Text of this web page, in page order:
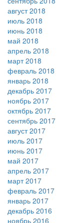
август 2018
июль 2018
июнь 2018
май 2018
апрель 2018
март 2018
февраль 2018
январь 2018
декабрь 2017
ноябрь 2017
октябрь 2017
сентябрь 2017
август 2017
июль 2017
июнь 2017
май 2017
апрель 2017
март 2017
февраль 2017
январь 2017
декабрь 2016
ноябрь 2016